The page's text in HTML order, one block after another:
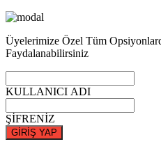
Üyelerimize Özel Tüm
Faydalanabilirsiniz
KULLANICI ADI
ŞİFRENİZ
GİRİŞ YAP